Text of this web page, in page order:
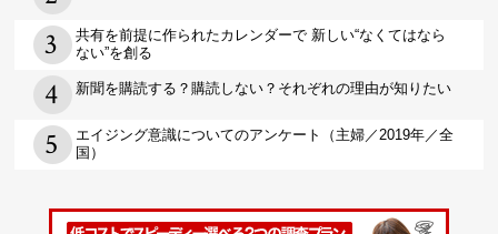
共有を前提に作られたカレンダーで 新しい“なくてはなら
ない”を創る
新聞を購読する？購読しない？それぞれの理由が知りたい
エイジング意識についてのアンケート（主婦／2019年／全
国）